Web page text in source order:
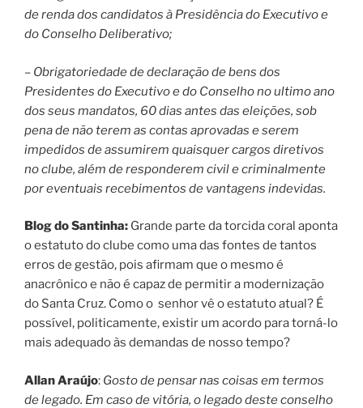
de renda dos candidatos à Presidência do Executivo e
do Conselho Deliberativo;
– Obrigatoriedade de declaração de bens dos
Presidentes do Executivo e do Conselho no ultimo ano
dos seus mandatos, 60 dias antes das eleições, sob
pena de não terem as contas aprovadas e serem
impedidos de assumirem quaisquer cargos diretivos
no clube, além de responderem civil e criminalmente
por eventuais recebimentos de vantagens indevidas.
Blog do Santinha: Grande parte da torcida coral aponta
o estatuto do clube como uma das fontes de tantos
erros de gestão, pois afirmam que o mesmo é
anacrônico e não é capaz de permitir a modernização
do Santa Cruz. Como o senhor vê o estatuto atual? É
possível, politicamente, existir um acordo para torná-lo
mais adequado às demandas de nosso tempo?
Allan Araújo: Gosto de pensar nas coisas em termos
de legado. Em caso de vitória, o legado deste conselho